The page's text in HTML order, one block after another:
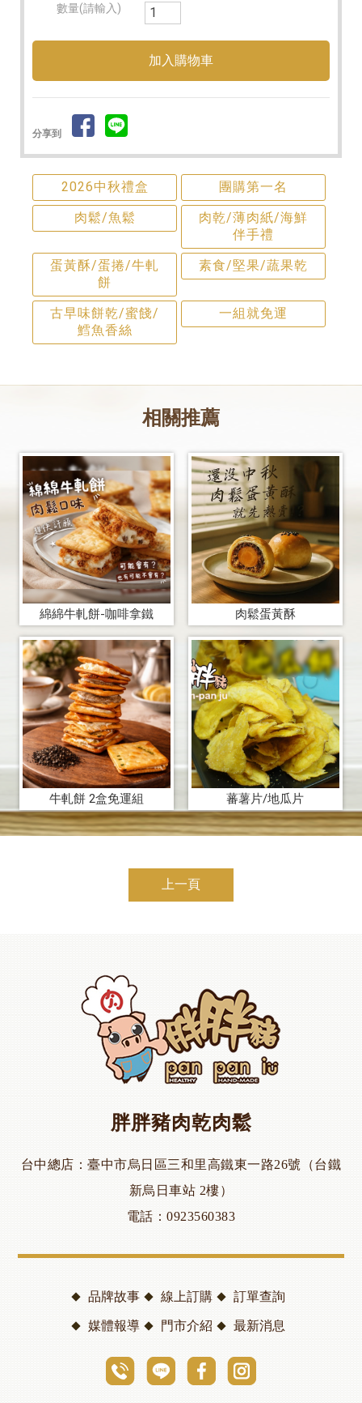
2026中秋禮盒
團購第一名
肉鬆/魚鬆
肉乾/薄肉紙/海鮮
伴手禮
蛋黃酥/蛋捲/牛軋
餅
素食/堅果/蔬果乾
古早味餅乾/蜜餞/
鱈魚香絲
一組就免運
數量(請輸入)
分享到
綿綿牛軋餅-咖啡拿鐵 肉鬆蛋黃酥
牛軋餅 2盒免運組 蕃薯片/地瓜片
上一頁
胖胖豬肉乾肉鬆
台中總店
臺中市烏日區三和里高鐵東一路26號（台鐵
新烏日車站 2樓）
電話
0923560383
品牌故事 線上訂購 訂單查詢
媒體報導 門市介紹 最新消息